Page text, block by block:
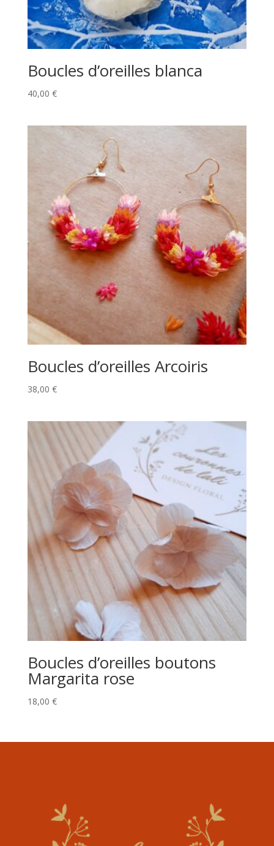
Boucles d’oreilles blanca
40,00 €
Boucles d’oreilles Arcoiris
38,00 €
Boucles d’oreilles boutons
Margarita rose
18,00 €